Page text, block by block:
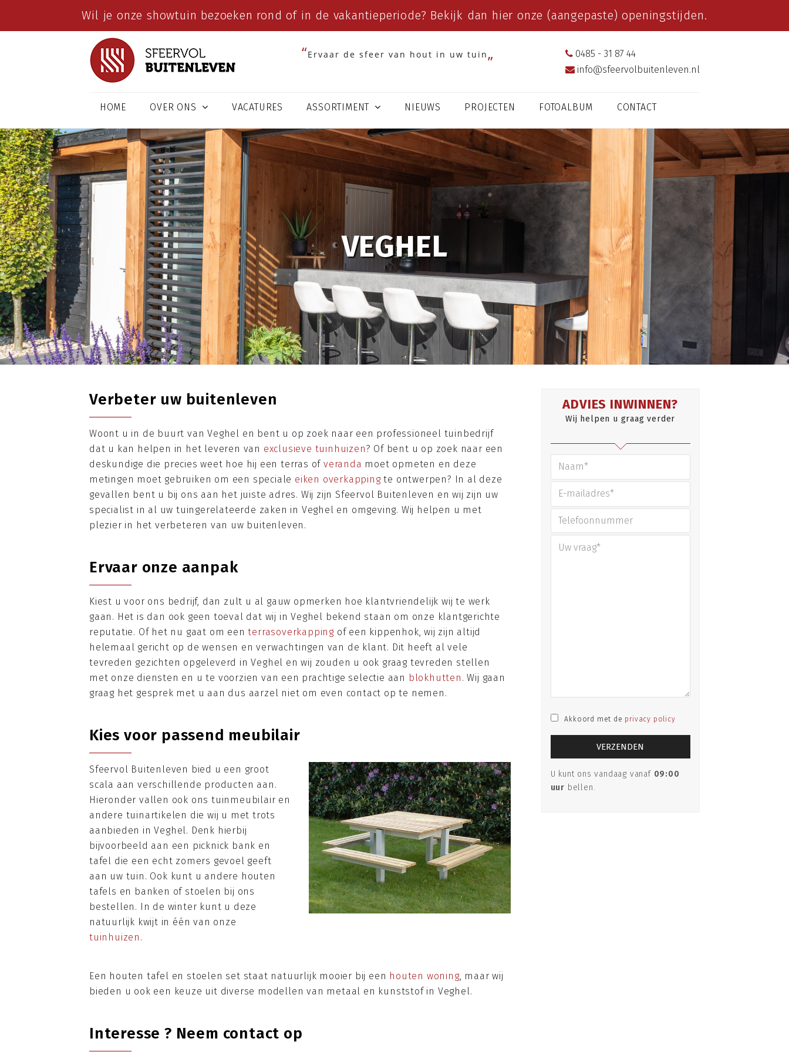
Wil je onze showtuin bezoeken rond of in de vakantieperiode? Bekijk dan hier onze (aangepaste) openingstijden.
Ervaar de sfeer van hout in uw tuin
0485 - 31 87 44
info@sfeervolbuitenleven.nl
HOME OVER ONS VACATURES ASSORTIMENT NIEUWS PROJECTEN FOTOALBUM CONTACT
VEGHEL
Verbeter uw buitenleven
Woont u in de buurt van Veghel en bent u op zoek naar een professioneel tuinbedrijf
dat u kan helpen in het leveren van exclusieve tuinhuizen? Of bent u op zoek naar een
deskundige die precies weet hoe hij een terras of veranda moet opmeten en deze
metingen moet gebruiken om een speciale eiken overkapping te ontwerpen? In al deze
gevallen bent u bij ons aan het juiste adres. Wij zijn Sfeervol Buitenleven en wij zijn uw
specialist in al uw tuingerelateerde zaken in Veghel en omgeving. Wij helpen u met
plezier in het verbeteren van uw buitenleven.
Ervaar onze aanpak
Kiest u voor ons bedrijf, dan zult u al gauw opmerken hoe klantvriendelijk wij te werk
gaan. Het is dan ook geen toeval dat wij in Veghel bekend staan om onze klantgerichte
reputatie. Of het nu gaat om eenterrasoverkapping of een kippenhok, wij zijn altijd
helemaal gericht op de wensen en verwachtingen van de klant. Dit heeft al vele
tevreden gezichten opgeleverd in Veghel en wij zouden u ook graag tevreden stellen
met onze diensten en u te voorzien van een prachtige selectie aan blokhutten . Wij gaan
graag het gesprek met u aan dus aarzel niet om even contact op te nemen.
Kies voor passend meubilair
Sfeervol Buitenleven bied u een groot
scala aan verschillende producten aan.
Hieronder vallen ook ons tuinmeubilair en
andere tuinartikelen die wij u met trots
aanbieden in Veghel. Denk hierbij
bijvoorbeeld aan een picknick bank en
tafel die een echt zomers gevoel geeft
aan uw tuin. Ook kunt u andere houten
tafels en banken of stoelen bij ons
bestellen. In de winter kunt u deze
natuurlijk kwijt in één van onze
tuinhuizen .
Een houten tafel en stoelen set staat natuurlijk mooier bij een houten woning, maar wij
bieden u ook een keuze uit diverse modellen van metaal en kunststof in Veghel.
Interesse ? Neem contact op
ADVIES INWINNEN?
Wij helpen u graag verder
Akkoord met de privacy policy
U kunt ons vandaag vanaf 09:00
uur bellen.